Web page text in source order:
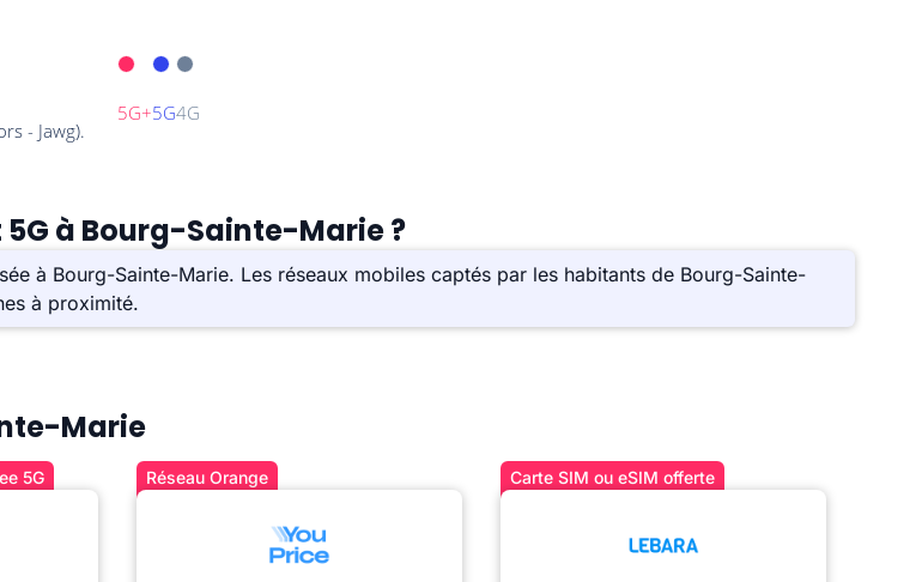
à Bourg-Sainte-Marie ?
à Bourg-Sainte-Marie. Les réseaux mobiles captés par les habitants de Bourg-Sainte-
à proximité.
Marie
5G Réseau Orange Carte SIM ou eSIM offerte